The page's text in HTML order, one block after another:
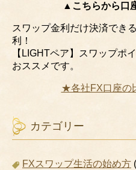
▲こちらから口
スワップ金利だけ決済でき
利！
【LIGHTペア】スワップポ
おススメです。
★各社FX口座の
カテゴリー
FXスワップ生活の始め方